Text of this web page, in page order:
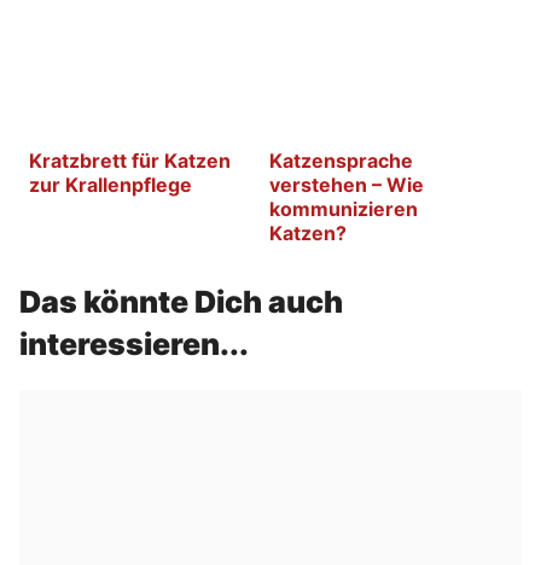
Kratzbrett für Katzen
zur Krallenpflege
Katzensprache
verstehen – Wie
kommunizieren
Katzen?
Das könnte Dich auch
interessieren...